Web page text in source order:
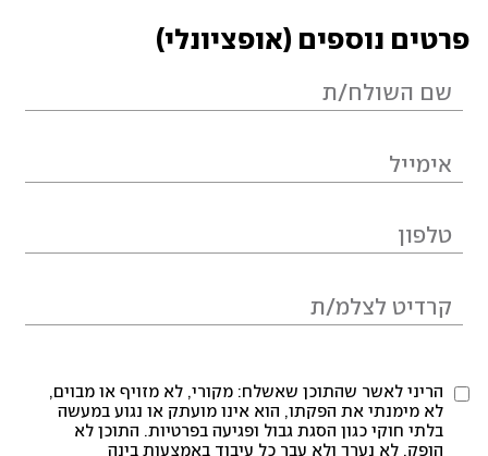
פרטים נוספים (אופציונלי)
הריני לאשר שהתוכן שאשלח: מקורי, לא מזויף או מבוים,
לא מימנתי את הפקתו, הוא אינו מועתק או נגוע במעשה
בלתי חוקי כגון הסגת גבול ופגיעה בפרטיות. התוכן לא
הופק, לא נערך ולא עבר כל עיבוד באמצעות בינה